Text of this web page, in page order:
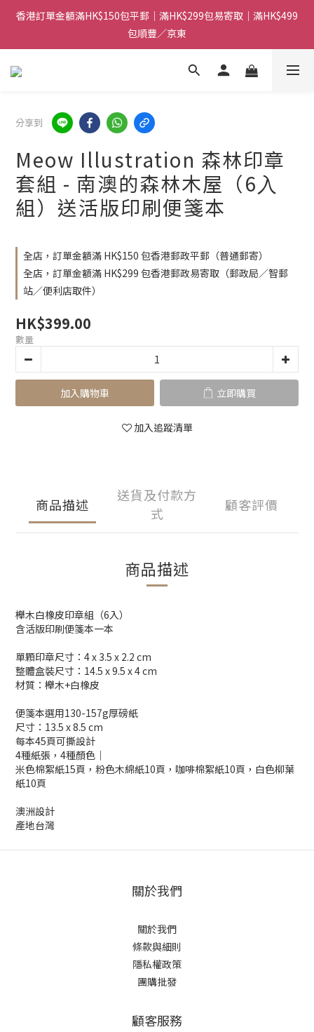
香港訂單金額滿HK$150包平郵｜滿HK$299包易寄取｜滿HK$499
包順豐／京東
香港訂單金額滿HK$150包平郵｜滿HK$299包易寄取｜滿HK$499
包順豐／京東
【網店限定！】指定清貨商品每消費HK$100即享購物金HK$50回
香港訂單金額滿HK$150包平郵｜滿HK$299包易寄取｜滿HK$499
包順豐／京東
分享到
Meow Illustration 森林印章
套組 - 南澳的森林木屋（6⼊
組）送活版印刷便箋本
全店，訂單金額滿 HK$150 包香港郵政平郵（普通郵寄）
全店，訂單金額滿 HK$299 包香港郵政易寄取（郵政局／智郵
站／便利店取件）
HK$399.00
數量
加入購物車 立即購買
加入追蹤清單
商品描述
送貨及付款方
式
顧客評價
商品描述
櫸木白橡皮印章組（6入）
含活版印刷便箋本一本
單顆印章尺寸：4 x 3.5 x 2.2 cm
整體盒裝尺寸：14.5 x 9.5 x 4 cm
材質：櫸木+白橡皮
便箋本選用130-157g厚磅紙
尺寸：13.5 x 8.5 cm
每本45頁可撕設計
4種紙張，4種顏色｜
米色棉絮紙15頁，粉色木綿紙10頁，咖啡棉絮紙10頁，白色柳葉
紙10頁
澳洲設計
產地台灣
關於我們
關於我們
條款與細則
隱私權政策
團購批發
顧客服務